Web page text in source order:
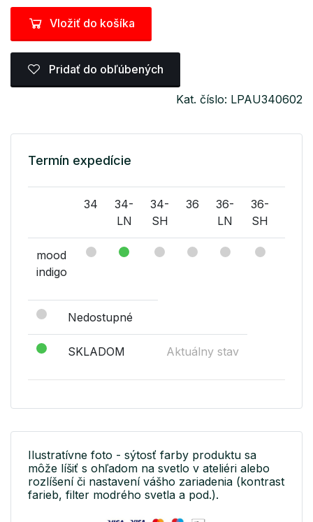
Vložiť do košíka
Pridať do obľúbených
Kat. číslo: LPAU340602
Termín expedície
34
34-
LN
34-
SH
36
36-
LN
36-
SH
mood
indigo
Nedostupné
SKLADOM Aktuálny stav
Ilustratívne foto - sýtosť farby produktu sa
môže líšiť s ohľadom na svetlo v ateliéri alebo
rozlíšení či nastavení vášho zariadenia (kontrast
farieb, filter modrého svetla a pod.).